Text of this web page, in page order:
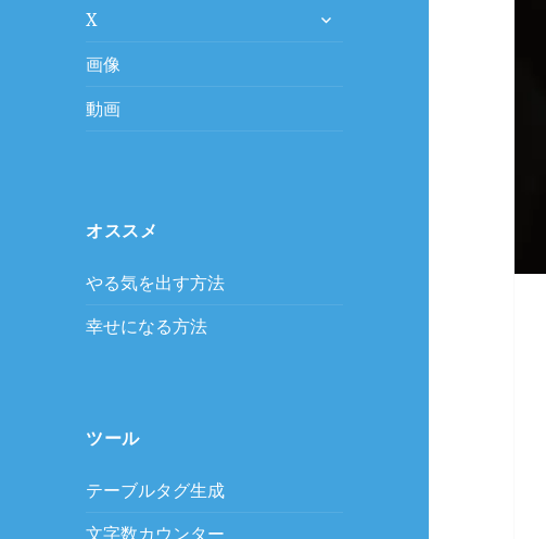
menu
X
expand
画像
動画
オススメ
やる気を出す方法
幸せになる方法
ツール
テーブルタグ生成
文字数カウンター